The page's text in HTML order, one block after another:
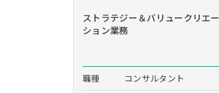
ストラテジー＆バリュークリエー
ション業務
職種
コンサルタント